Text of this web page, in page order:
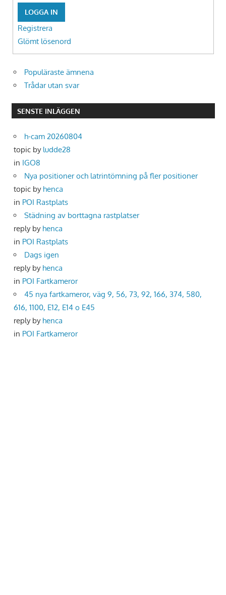
LOGGA IN
Registrera
Glömt lösenord
Populäraste ämnena
Trådar utan svar
SENSTE INLÄGGEN
h-cam 20260804
topic by ludde28
in IGO8
Nya positioner och latrintömning på fler positioner
topic by henca
in POI Rastplats
Städning av borttagna rastplatser
reply by henca
in POI Rastplats
Dags igen
reply by henca
in POI Fartkameror
45 nya fartkameror, väg 9, 56, 73, 92, 166, 374, 580,
616, 1100, E12, E14 o E45
reply by henca
in POI Fartkameror